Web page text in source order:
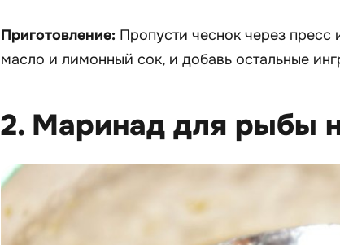
Приготовление: Пропусти чеснок через
масло и лимонный сок, и добавь остальные
2. Маринад для рыбы